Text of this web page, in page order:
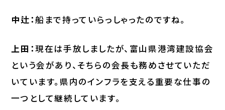
中辻：船まで持っていらっしゃったのですね。
上田：現在は手放しましたが、富山県港湾建設協会
という会があり、そちらの会長も務めさせていただ
いています。県内のインフラを支える重要な仕事の
一つとして継続しています。